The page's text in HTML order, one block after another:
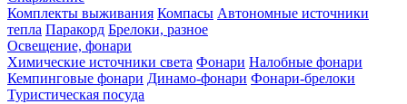
Комплекты выживания Компасы Автономные источники
тепла Паракорд Брелоки, разное
Освещение, фонари
Химические источники света Фонари Налобные фонари
Кемпинговые фонари Динамо-фонари Фонари-брелоки
Туристическая посуда